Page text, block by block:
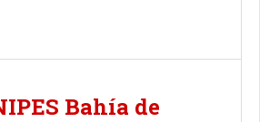
Bahía de